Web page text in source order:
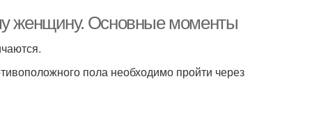
женщину. Основные моменты
пола необходимо пройти через